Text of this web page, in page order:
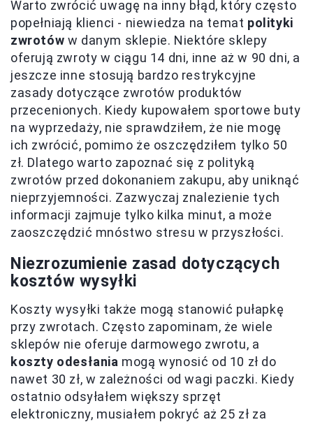
Warto zwrócić uwagę na inny błąd, który często
popełniają klienci - niewiedza na temat polityki
zwrotów w danym sklepie. Niektóre sklepy
oferują zwroty w ciągu 14 dni, inne aż w 90 dni, a
jeszcze inne stosują bardzo restrykcyjne
zasady dotyczące zwrotów produktów
przecenionych. Kiedy kupowałem sportowe buty
na wyprzedaży, nie sprawdziłem, że nie mogę
ich zwrócić, pomimo że oszczędziłem tylko 50
zł. Dlatego warto zapoznać się z polityką
zwrotów przed dokonaniem zakupu, aby uniknąć
nieprzyjemności. Zazwyczaj znalezienie tych
informacji zajmuje tylko kilka minut, a może
zaoszczędzić mnóstwo stresu w przyszłości.
Niezrozumienie zasad dotyczących
kosztów wysyłki
Koszty wysyłki także mogą stanowić pułapkę
przy zwrotach. Często zapominam, że wiele
sklepów nie oferuje darmowego zwrotu, a
koszty odesłania mogą wynosić od 10 zł do
nawet 30 zł, w zależności od wagi paczki. Kiedy
ostatnio odsyłałem większy sprzęt
elektroniczny, musiałem pokryć aż 25 zł za